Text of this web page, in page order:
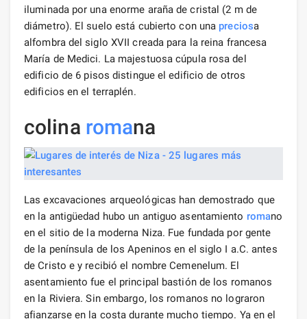
iluminada por una enorme araña de cristal (2 m de
diámetro). El suelo está cubierto con una preciosa
alfombra del siglo XVII creada para la reina francesa
María de Medici. La majestuosa cúpula rosa del
edificio de 6 pisos distingue el edificio de otros
edificios en el terraplén.
colina romana
Las excavaciones arqueológicas han demostrado que
en la antigüedad hubo un antiguo asentamiento romano
en el sitio de la moderna Niza. Fue fundada por gente
de la península de los Apeninos en el siglo I a.C. antes
de Cristo e y recibió el nombre Cemenelum. El
asentamiento fue el principal bastión de los romanos
en la Riviera. Sin embargo, los romanos no lograron
afianzarse en la costa durante mucho tiempo. Ya en el